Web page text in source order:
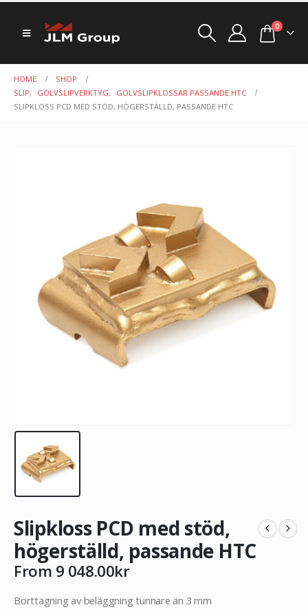
0
HOME
SHOP
SLIP, GOLVSLIPVERKTYG,
GOLVSLIPKLOSSAR PASSANDE HTC
SLIPKLOSS PCD MED STÖD, HÖGERSTÄLLD, PASSANDE HTC
Slipkloss PCD med stöd,
högerställd, passande HTC
From 9 048.00kr
Borttagning av beläggning tunnare än 3 mm